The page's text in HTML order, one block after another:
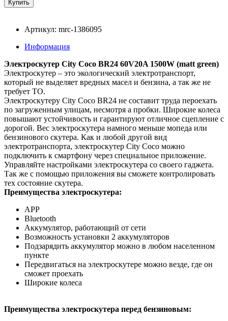
Артикул: mrc-1386095
Информация
Электроскутер City Coco BR24 60V20A 1500W (matt green)
Электроскутер – это экологический электротранспорт,
который не выделяет вредных масел и бензина, а так же не
требует ТО.
Электроскутеру City Coco BR24 не составит труда пероехать
по загруженным улицам, несмотря а пробки. Широкие колеса
повышают устойчивость и гарантируют отличное сцепление с
дорогой. Вес электроскутера намного меньше мопеда или
бензинового скутера. Как и любой другой вид
электротранспорта, электроскутер City Coco можно
подключить к смартфону через специальное приложение.
Управляйте настройками электроскутера со своего гаджета.
Так же с помощью приложения вы сможете контролировать
тех состояние скутера.
Преимущества электроскутера:
APP
Bluetooth
Аккумулятор, работающий от сети
Возможность установки 2 аккумуляторов
Подзарядить аккумулятор можно в любом населенном
пункте
Передвигаться на электроскутере можно везде, где он
сможет проехать
Широкие колеса
Преимущества электроскутера перед бензиновым: